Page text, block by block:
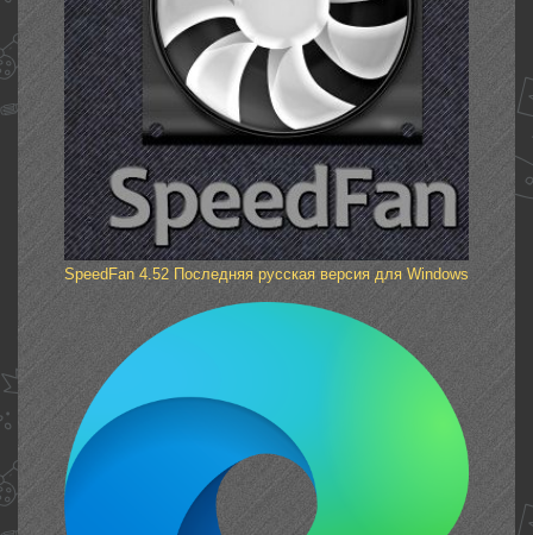
SpeedFan 4.52 Последняя русская версия для Windows